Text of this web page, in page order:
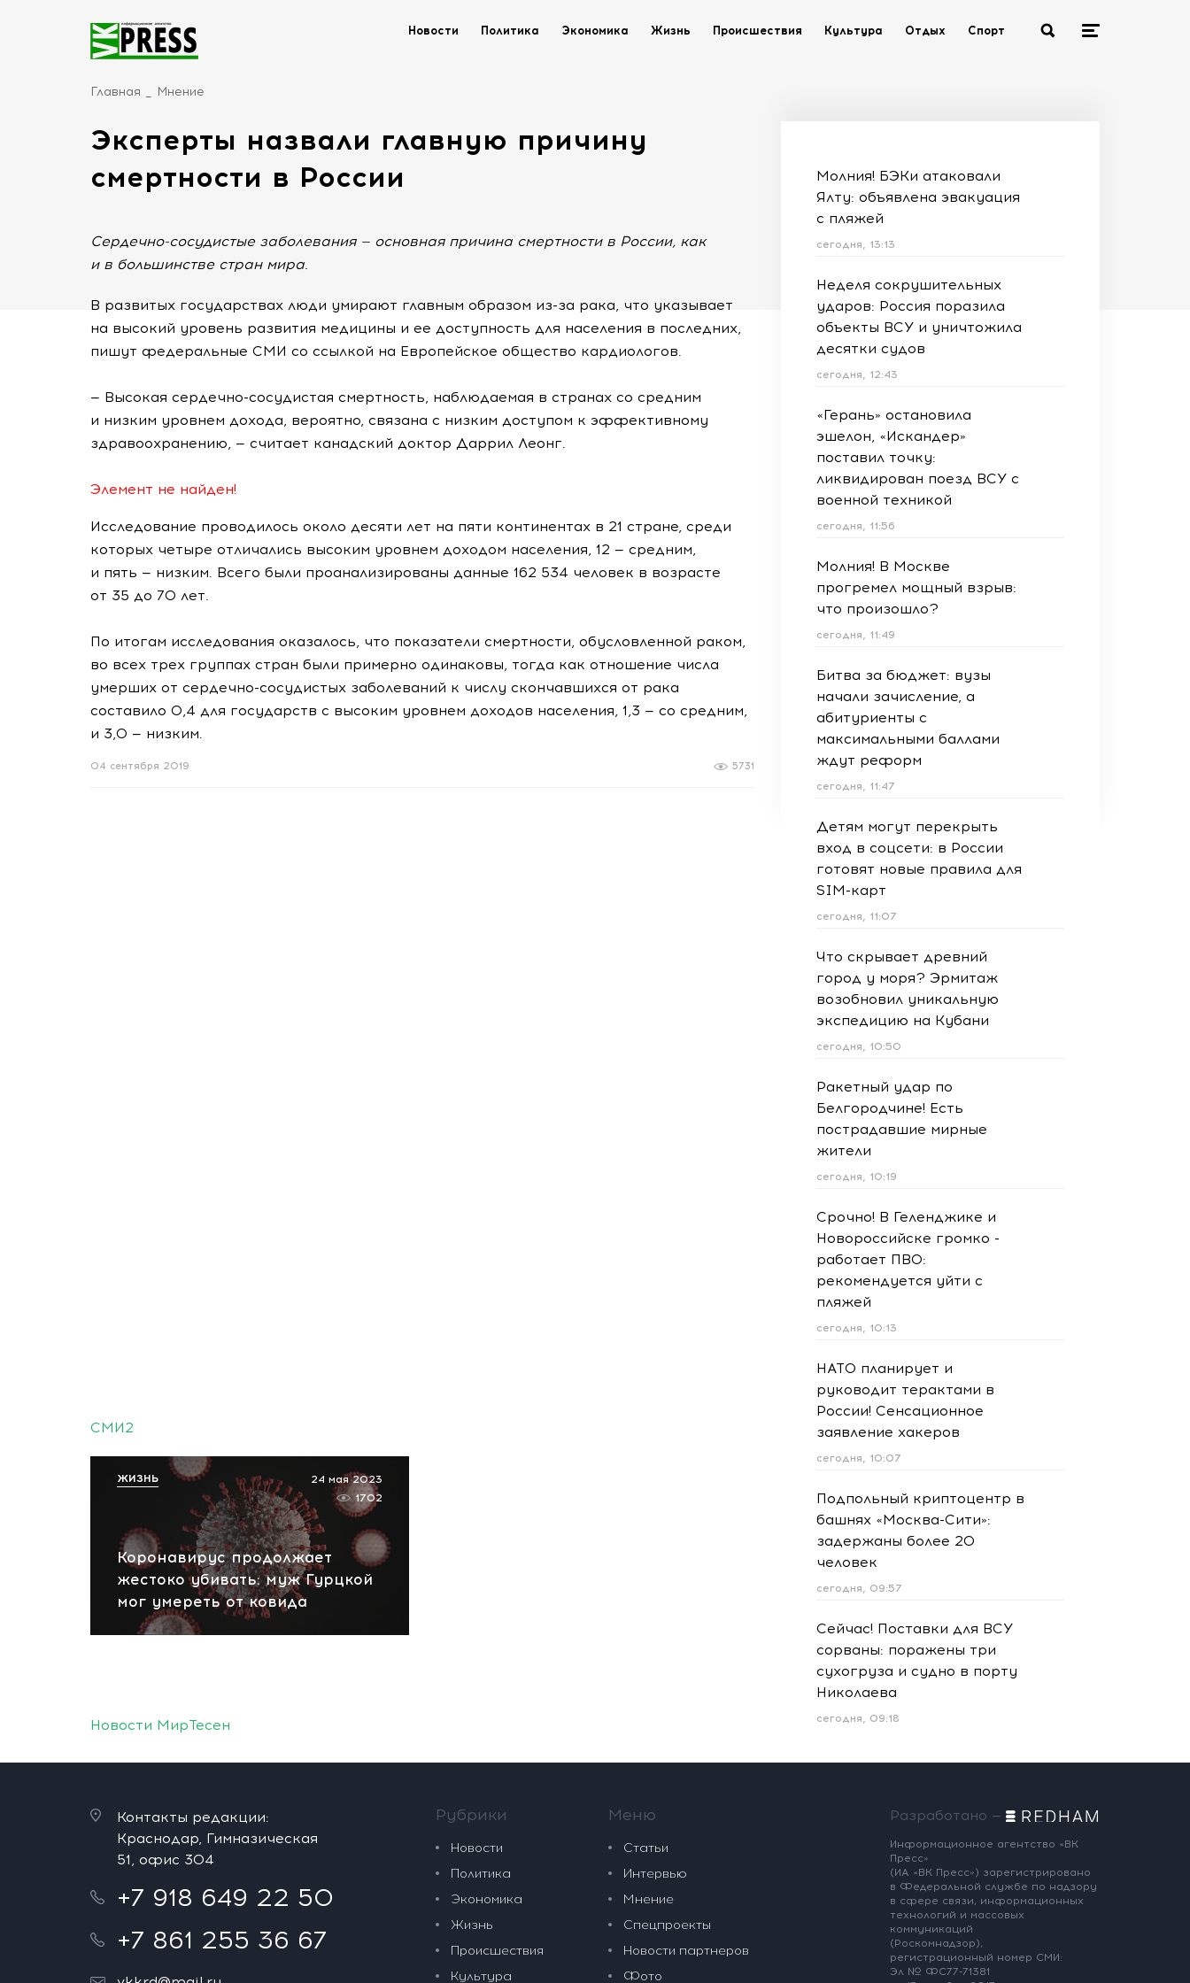
Новости Политика Экономика Жизнь Происшествия Культура Отдых Спорт
Главная Мнение
Эксперты назвали главную причину
смертности в России
Сердечно-сосудистые заболевания — основная причина смертности в России, как
и в большинстве стран мира.
В развитых государствах люди умирают главным образом из-за рака, что указывает
на высокий уровень развития медицины и ее доступность для населения в последних,
пишут федеральные СМИ со ссылкой на Европейское общество кардиологов.
— Высокая сердечно-сосудистая смертность, наблюдаемая в странах со средним
и низким уровнем дохода, вероятно, связана с низким доступом к эффективному
здравоохранению, — считает канадский доктор Даррил Леонг.
Элемент не найден!
Исследование проводилось около десяти лет на пяти континентах в 21 стране, среди
которых четыре отличались высоким уровнем доходом населения, 12 — средним,
и пять — низким. Всего были проанализированы данные 162 534 человек в возрасте
от 35 до 70 лет.
По итогам исследования оказалось, что показатели смертности, обусловленной раком,
во всех трех группах стран были примерно одинаковы, тогда как отношение числа
умерших от сердечно-сосудистых заболеваний к числу скончавшихся от рака
составило 0,4 для государств с высоким уровнем доходов населения, 1,3 — со средним,
и 3,0 — низким.
5731
04 сентября 2019
Молния! БЭКи атаковали
Ялту: объявлена эвакуация
с пляжей
сегодня, 13:13
Неделя сокрушительных
ударов: Россия поразила
объекты ВСУ и уничтожила
десятки судов
сегодня, 12:43
«Герань» остановила
эшелон, «Искандер»
поставил точку:
ликвидирован поезд ВСУ с
военной техникой
сегодня, 11:56
Молния! В Москве
прогремел мощный взрыв:
что произошло?
сегодня, 11:49
Битва за бюджет: вузы
начали зачисление, а
абитуриенты с
максимальными баллами
ждут реформ
сегодня, 11:47
Детям могут перекрыть
вход в соцсети: в России
готовят новые правила для
SIM-карт
сегодня, 11:07
Что скрывает древний
город у моря? Эрмитаж
возобновил уникальную
экспедицию на Кубани
сегодня, 10:50
Ракетный удар по
Белгородчине! Есть
пострадавшие мирные
жители
сегодня, 10:19
Срочно! В Геленджике и
Новороссийске громко -
работает ПВО:
рекомендуется уйти с
пляжей
сегодня, 10:13
НАТО планирует и
руководит терактами в
России! Сенсационное
заявление хакеров
сегодня, 10:07
Подпольный криптоцентр в
башнях «Москва-Сити»:
задержаны более 20
человек
сегодня, 09:57
Сейчас! Поставки для ВСУ
сорваны: поражены три
сухогруза и судно в порту
Николаева
сегодня, 09:18
СМИ2
Коронавирус продолжает
жестоко убивать: муж Гурцкой
мог умереть от ковида
24 мая 2023
1702
ЖИЗНЬ
Новости МирТесен
Контакты редакции:
Краснодар, Гимназическая
51, офис 304
+7 918 649 22 50
+7 861 255 36 67
Рубрики
Новости
Политика
Экономика
Жизнь
Происшествия
Культура
Меню
Статьи
Интервью
Мнение
Спецпроекты
Новости партнеров
Фото
Разработано —
Информационное агентство «ВК
Пресс»
(ИА «ВК Пресс») зарегистрировано
в Федеральной службе по надзору
в сфере связи, информационных
технологий и массовых
коммуникаций
(Роскомнадзор),
регистрационный номер СМИ:
Эл № ФС77-71381